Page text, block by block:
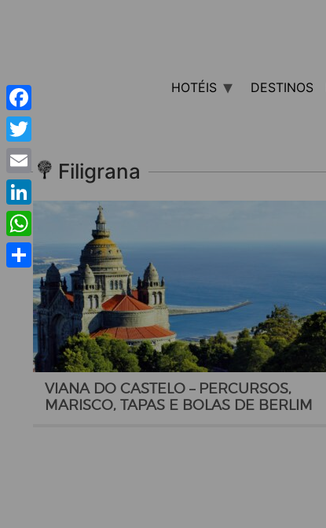
HOTÉIS DESTINOS
Filigrana
VIANA DO CASTELO – PERCURSOS,
MARISCO, TAPAS E BOLAS DE BERLIM
Facebook
Twitter
Email
LinkedIn
WhatsApp
Share